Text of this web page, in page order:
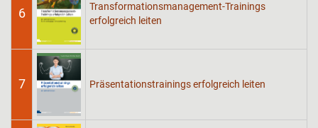
6
Transformationsmanagement-Trainings
erfolgreich leiten
7 Präsentationstrainings erfolgreich leiten